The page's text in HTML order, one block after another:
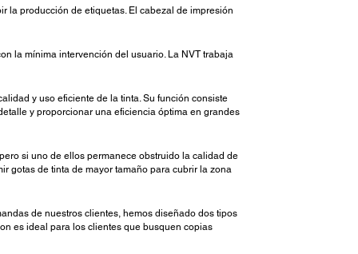
la producción de etiquetas. El cabezal de impresión
la mínima intervención del usuario. La NVT trabaja
y uso eficiente de la tinta. Su función consiste
y proporcionar una eficiencia óptima en grandes
si uno de ellos permanece obstruido la calidad de
gotas de tinta de mayor tamaño para cubrir la zona
de nuestros clientes, hemos diseñado dos tipos
es ideal para los clientes que busquen copias